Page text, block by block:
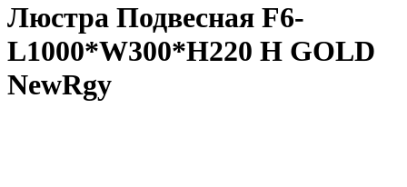
Люстра Подвесная F6-
L1000*W300*H220 H GOLD
NewRgy